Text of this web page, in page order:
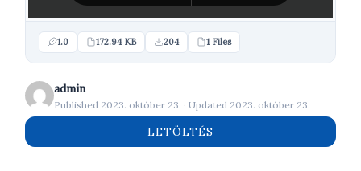
1.0 172.94 KB 204 1 Files
admin
Published 2023. október 23. · Updated 2023. október 23.
LETÖLTÉS